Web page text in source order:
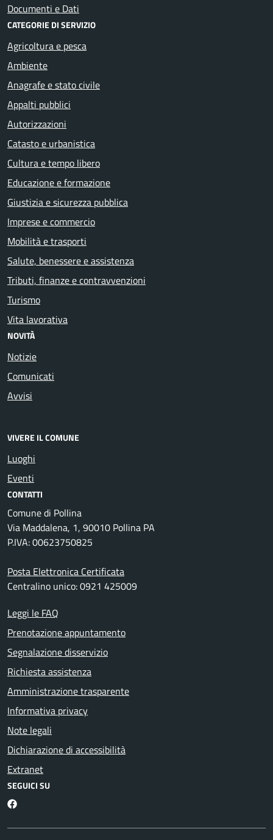
Documenti e Dati
CATEGORIE DI SERVIZIO
Agricoltura e pesca
Ambiente
Anagrafe e stato civile
Appalti pubblici
Autorizzazioni
Catasto e urbanistica
Cultura e tempo libero
Educazione e formazione
Giustizia e sicurezza pubblica
Imprese e commercio
Mobilità e trasporti
Salute, benessere e assistenza
Tributi, finanze e contravvenzioni
Turismo
Vita lavorativa
NOVITÀ
Notizie
Comunicati
Avvisi
VIVERE IL COMUNE
Luoghi
Eventi
CONTATTI
Comune di Pollina
Via Maddalena, 1, 90010 Pollina PA
P.IVA: 00623750825
Posta Elettronica Certificata
Centralino unico: 0921 425009
Leggi le FAQ
Prenotazione appuntamento
Segnalazione disservizio
Richiesta assistenza
Amministrazione trasparente
Informativa privacy
Note legali
Dichiarazione di accessibilità
Extranet
SEGUICI SU
Facebook